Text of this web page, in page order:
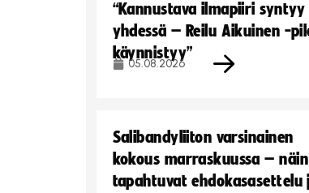
“Kannustava ilmapiiri syntyy
yhdessä – Reilu Aikuinen -
käynnistyy”
05.08.2026
Salibandyliiton varsinainen
kokous marraskuussa – näin
tapahtuvat ehdokasasettelu